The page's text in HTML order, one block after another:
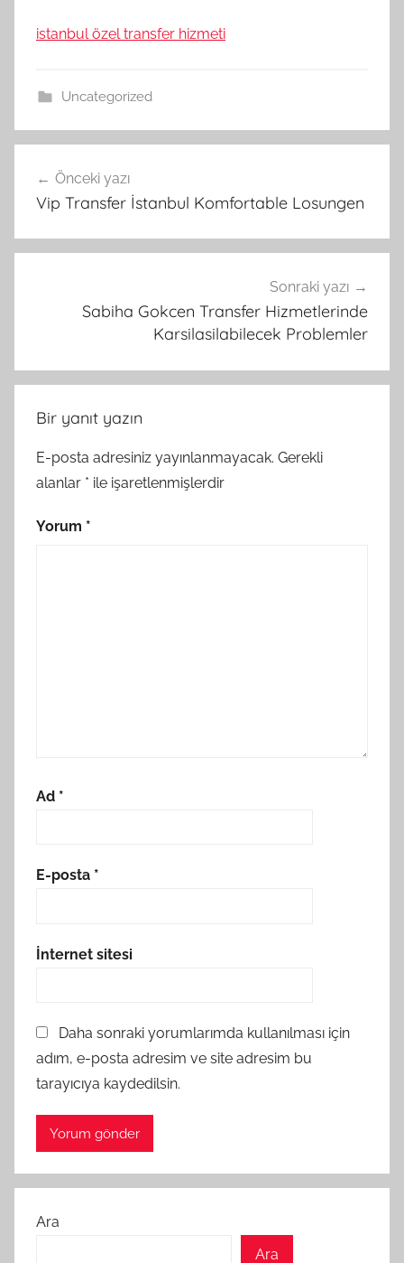
istanbul özel transfer hizmeti
Uncategorized
gezinmesi
Önceki yazı
Vip Transfer İstanbul Komfortable Losungen
Sonraki yazı
Sabiha Gokcen Transfer Hizmetlerinde
Karsilasilabilecek Problemler
Bir yanıt yazın
E-posta adresiniz yayınlanmayacak. Gerekli
alanlar * ile işaretlenmişlerdir
Yorum *
Ad *
E-posta *
İnternet sitesi
Daha sonraki yorumlarımda kullanılması için
adım, e-posta adresim ve site adresim bu
tarayıcıya kaydedilsin.
Ara
Ara